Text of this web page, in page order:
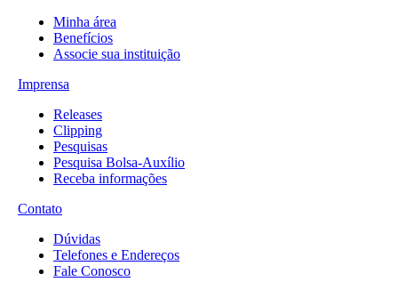
Minha área
Benefícios
Associe sua instituição
Imprensa
Releases
Clipping
Pesquisas
Pesquisa Bolsa-Auxílio
Receba informações
Contato
Dúvidas
Telefones e Endereços
Fale Conosco